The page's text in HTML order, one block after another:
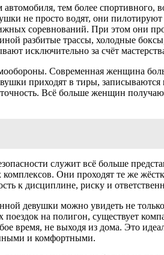
тем более спортивного,
не просто водят, они
соревнований. При этом они
разбитые трассы, холодные
исключительно за счёт
Современная женщина
приходят в тиры,
точность. Всё больше женщин
служит всё больше
Они проходят те же
к дисциплине, риску и
девушки можно увидеть не
поездок на полигон, существует
время, не выходя из дома. Это
и комфортными.